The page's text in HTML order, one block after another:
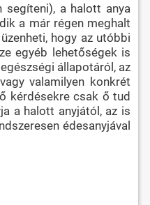
segíteni), a halott anya
a már régen meghalt
hogy az utóbbi
egyéb lehetőségek is
állapotáról, az
valamilyen konkrét
kérdésekre csak ő tud
a halott anyjától, az is
édesanyjával